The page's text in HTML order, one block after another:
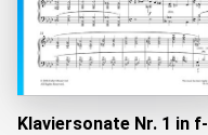
Klaviersonate Nr. 1 in f-